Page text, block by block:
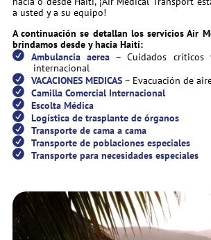
a usted y a su equipo!
A continuación se detallan los servicios Air
brindamos desde y hacia Haití:
Ambulancia aerea– Cuidados críticos
internacional
VACACIONES MEDICAS– Evacuación de
Camilla Comercial Internacional
Escolta Médica
Logística de trasplante de órganos
Transporte de cama a cama
Transporte de poblaciones especiales
Transporte para necesidades especiales